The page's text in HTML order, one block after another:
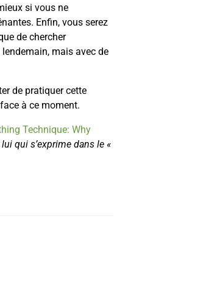
si vous ne
Enfin, vous serez
de chercher
mais avec de
de pratiquer cette
à ce moment.
Technique: Why
qui s’exprime dans le «